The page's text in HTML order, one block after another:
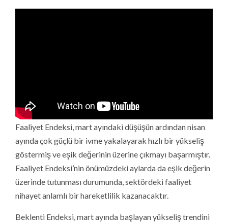
Faaliyet Endeksi, mart ayındaki düşüşün ardından nisan
ayında çok güçlü bir ivme yakalayarak hızlı bir yükseliş
göstermiş ve eşik değerinin üzerine çıkmayı başarmıştır.
Faaliyet Endeksi’nin önümüzdeki aylarda da eşik değerin
üzerinde tutunması durumunda, sektördeki faaliyet
nihayet anlamlı bir hareketlilik kazanacaktır.
Beklenti Endeksi, mart ayında başlayan yükseliş trendini